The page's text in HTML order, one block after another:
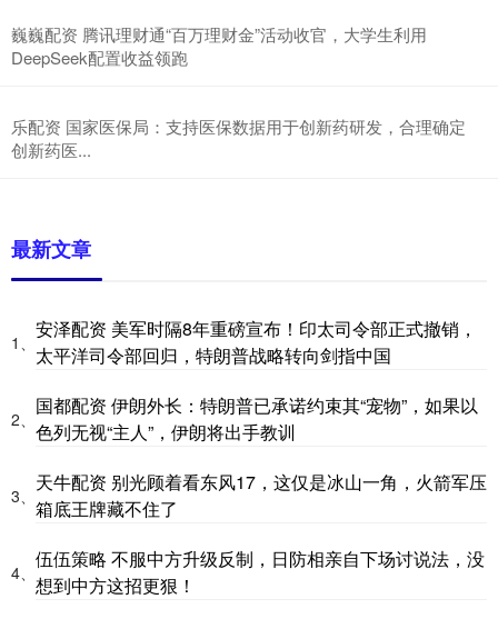
巍巍配资 腾讯理财通“百万理财金”活动收官，大学生利用
DeepSeek配置收益领跑
乐配资 国家医保局：支持医保数据用于创新药研发，合理确定
创新药医...
最新文章
1、
安泽配资 美军时隔8年重磅宣布！印太司令部正式撤销，
太平洋司令部回归，特朗普战略转向剑指中国
2、
国都配资 伊朗外长：特朗普已承诺约束其“宠物”，如果以
色列无视“主人”，伊朗将出手教训
3、
天牛配资 别光顾着看东风17，这仅是冰山一角，火箭军压
箱底王牌藏不住了
4、
伍伍策略 不服中方升级反制，日防相亲自下场讨说法，没
想到中方这招更狠！